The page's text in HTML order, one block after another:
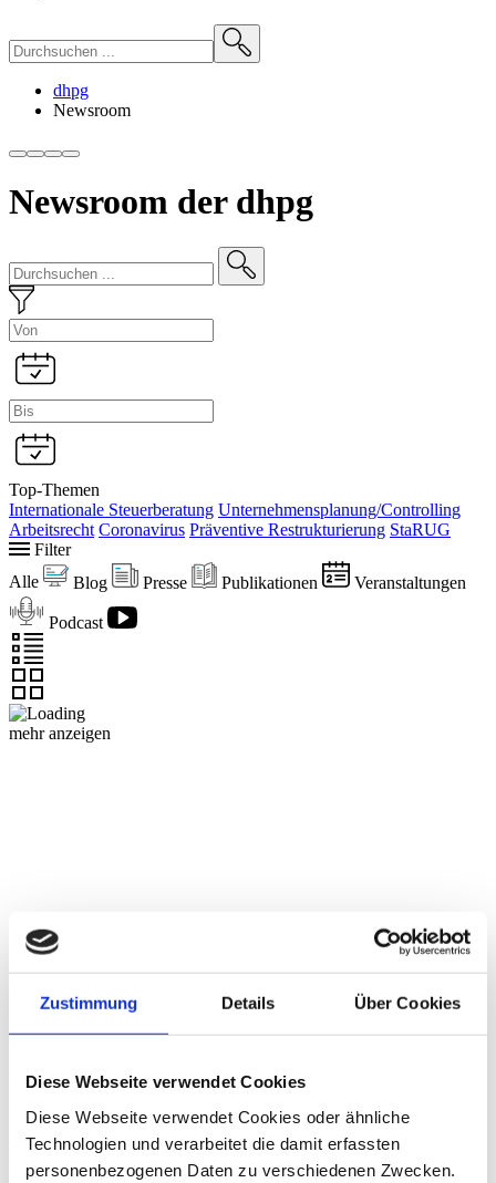
Zustimmung Details Über Cookies
Diese Webseite verwendet Cookies
Diese Webseite verwendet Cookies oder ähnliche
Technologien und verarbeitet die damit erfassten
personenbezogenen Daten zu verschiedenen Zwecken.
dhpg
Newsroom
Newsroom der dhpg
Top-Themen
Internationale Steuerberatung Unternehmensplanung/Controlling
Arbeitsrecht Coronavirus Präventive Restrukturierung StaRUG
Filter
Alle
Blog Presse Publikationen Veranstaltungen
Podcast
mehr anzeigen
Über die dhpg
An unseren 18 Standorten beraten wir mit über 1.200
Großunternehmen, Verwaltungen der öffentlichen Hand ebenso wie
Weitere Informationen